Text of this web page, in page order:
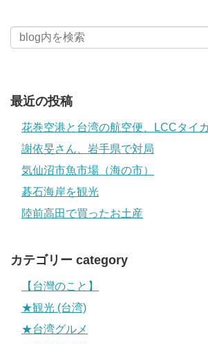
最近の投稿
花巻空港と台湾の航空便、LCCタイ
謝依旻さん、岩手県で対局
気仙沼市魚市場（海の市）
碁石海岸を観光
陸前高田で買ったお土産
カテゴリー category
【台灣のこと】
★観光 (台湾)
★台湾グルメ